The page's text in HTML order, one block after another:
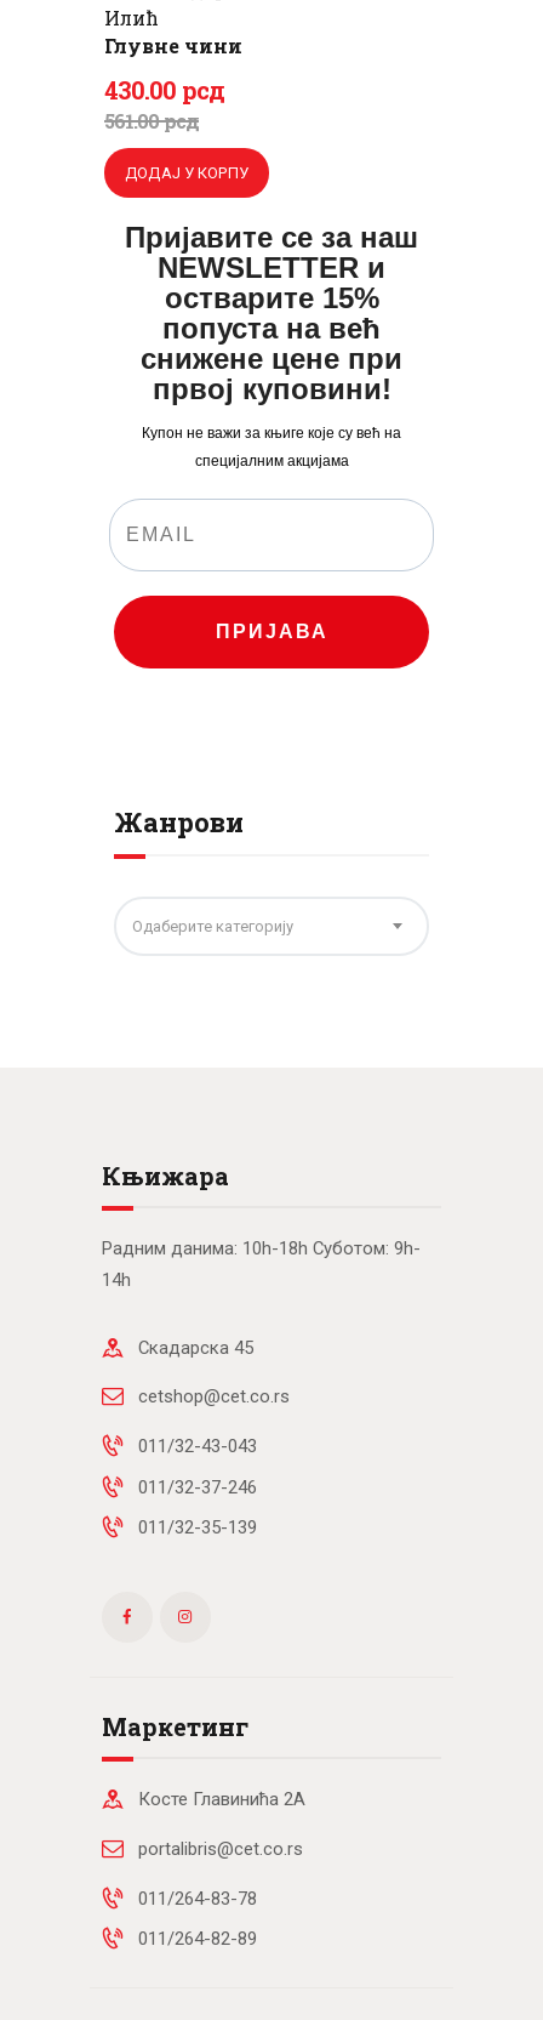
Илић
Глувне чини
561.00рсд
Оригинална
цена
је
била:
561.
430.00 рсд
Тренутна
цена
је:
430.
ДОДАЈ У КОРПУ
Пријавите се за наш
NEWSLETTER и
остварите 15%
попуста на већ
снижене цене при
првој куповини!
Купон не важи за књиге које су већ на
специјалним акцијама
ПРИЈАВА
Жанрови
Одаберите категорију
Књижара
Радним данима: 10h-18h Суботом: 9h-
14h
Скадарска 45
cetshop@cet.co.rs
011/32-43-043
011/32-37-246
011/32-35-139
Маркетинг
Косте Главинића 2А
portalibris@cet.co.rs
011/264-83-78
011/264-82-89
Пријавите се за наш NEWSLETTER и
остварите 15% попуста на већ снижене
цене при првој куповини!
Купон не важи за књиге које су већ на специјалним акцијама